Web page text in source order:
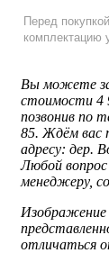
Перед
комплектацию
Вы можете
стоимости 4
позвонив по
85. Ждём вас
адресу: дер.
Любой
менеджеру,
отличаться